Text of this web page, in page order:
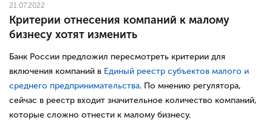
21.07.2022
Критерии отнесения компаний к малому
бизнесу хотят изменить
Банк России предложил пересмотреть критерии для
включения компаний в Единый реестр субъектов малого и
среднего предпринимательства. По мнению регулятора,
сейчас в реестр входит значительное количество компаний,
которые сложно отнести к малому бизнесу.